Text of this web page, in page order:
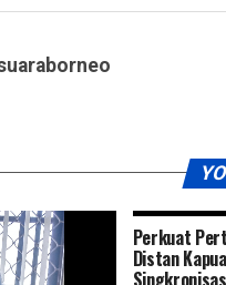
Perkuat
Distan